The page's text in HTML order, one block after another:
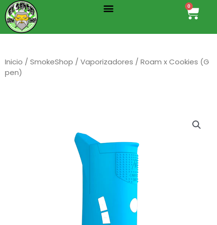
al
contenido
Menu 0
Cart
Inicio / SmokeShop / Vaporizadores / Roam x Cookies (G
pen)